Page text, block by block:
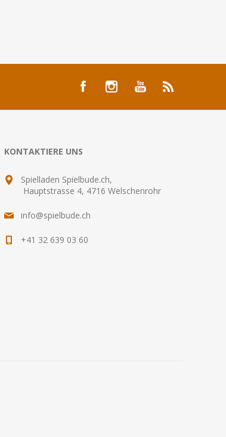
KONTAKTIERE UNS
Spielladen Spielbude.ch,
Hauptstrasse 4, 4716 Welschenrohr
info@spielbude.ch
+41 32 639 03 60